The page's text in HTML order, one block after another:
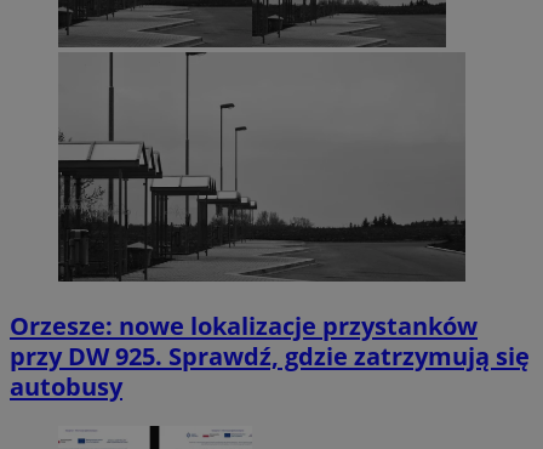
Orzesze: nowe lokalizacje przystanków
przy DW 925. Sprawdź, gdzie zatrzymują się
autobusy